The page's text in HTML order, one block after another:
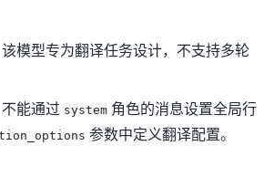
模型专为翻译任务设计，不支持多轮
不能通过 system 角色的消息设置全局行
参数中定义翻译配置。